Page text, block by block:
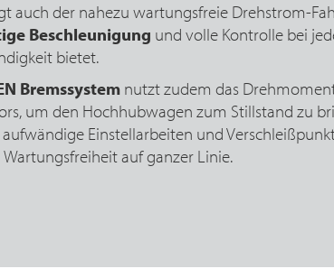
auch der nahezu wartungsfreie Drehstrom-
Beschleunigung und volle Kontrolle bei
bietet.
Bremssystemnutzt zudem das
um den Hochhubwagen zum Stillstand zu
Einstellarbeiten und
auf ganzer Linie.